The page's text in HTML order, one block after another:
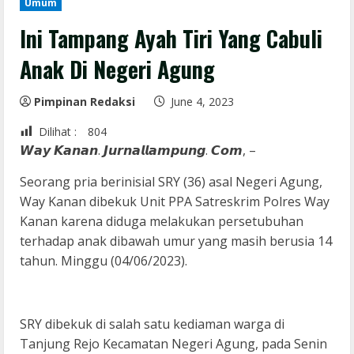
Umum
Ini Tampang Ayah Tiri Yang Cabuli
Anak Di Negeri Agung
Pimpinan Redaksi
June 4, 2023
Dilihat :
804
𝙒𝙖𝙮 𝙆𝙖𝙣𝙖𝙣. 𝙅𝙪𝙧𝙣𝙖𝙡𝙡𝙖𝙢𝙥𝙪𝙣𝙜. 𝘾𝙤𝙢, –
Seorang pria berinisial SRY (36) asal Negeri Agung,
Way Kanan dibekuk Unit PPA Satreskrim Polres Way
Kanan karena diduga melakukan persetubuhan
terhadap anak dibawah umur yang masih berusia 14
tahun. Minggu (04/06/2023).
SRY dibekuk di salah satu kediaman warga di
Tanjung Rejo Kecamatan Negeri Agung, pada Senin